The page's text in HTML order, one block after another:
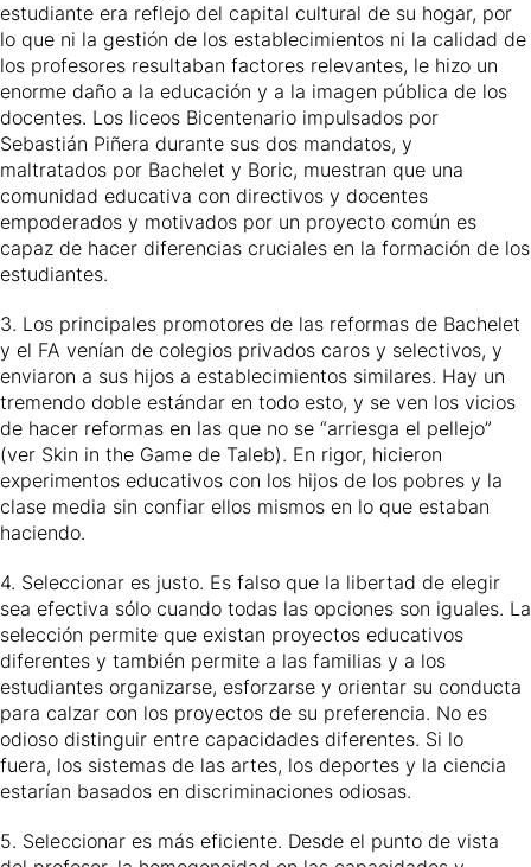
estudiante era reflejo del capital cultural de su hogar, por
lo que ni la gestión de los establecimientos ni la calidad de
los profesores resultaban factores relevantes, le hizo un
enorme daño a la educación y a la imagen pública de los
docentes. Los liceos Bicentenario impulsados por
Sebastián Piñera durante sus dos mandatos, y
maltratados por Bachelet y Boric, muestran que una
comunidad educativa con directivos y docentes
empoderados y motivados por un proyecto común es
capaz de hacer diferencias cruciales en la formación de los
estudiantes.
3. Los principales promotores de las reformas de Bachelet
y el FA venían de colegios privados caros y selectivos, y
enviaron a sus hijos a establecimientos similares. Hay un
tremendo doble estándar en todo esto, y se ven los vicios
de hacer reformas en las que no se “arriesga el pellejo”
(ver Skin in the Game de Taleb). En rigor, hicieron
experimentos educativos con los hijos de los pobres y la
clase media sin confiar ellos mismos en lo que estaban
haciendo.
4. Seleccionar es justo. Es falso que la libertad de elegir
sea efectiva sólo cuando todas las opciones son iguales. La
selección permite que existan proyectos educativos
diferentes y también permite a las familias y a los
estudiantes organizarse, esforzarse y orientar su conducta
para calzar con los proyectos de su preferencia. No es
odioso distinguir entre capacidades diferentes. Si lo
fuera, los sistemas de las artes, los deportes y la ciencia
estarían basados en discriminaciones odiosas.
5. Seleccionar es más eficiente. Desde el punto de vista